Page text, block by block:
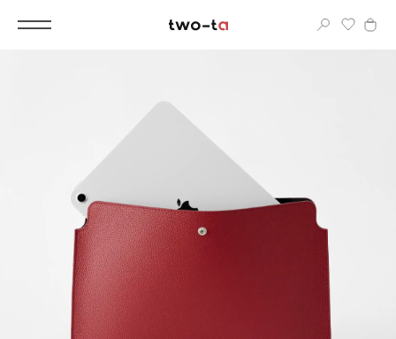
Популярное
Женские сумки